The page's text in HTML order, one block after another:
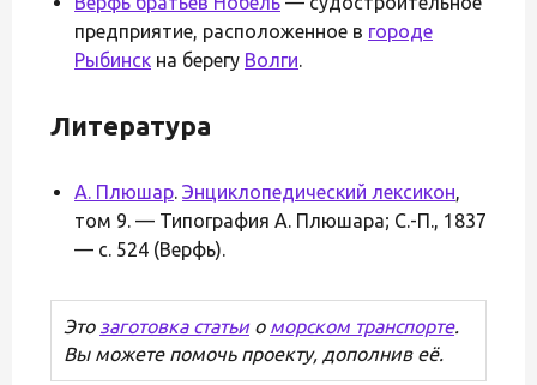
предприятие, расположенное в городе
Рыбинск на берегу Волги.
Литература
А. Плюшар. Энциклопедический лексикон,
том 9. — Типография А. Плюшара; С.-П., 1837
— с. 524 (Верфь).
Это заготовка статьио морском транспорте.
Вы можете помочь проекту, дополнив её.